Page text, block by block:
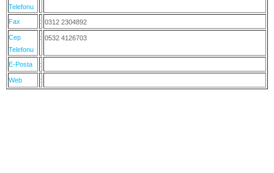
Telefonu
Fax : 0312 2304892
Cep
Telefonu
: 0532 4126703
E-Posta :
Web :